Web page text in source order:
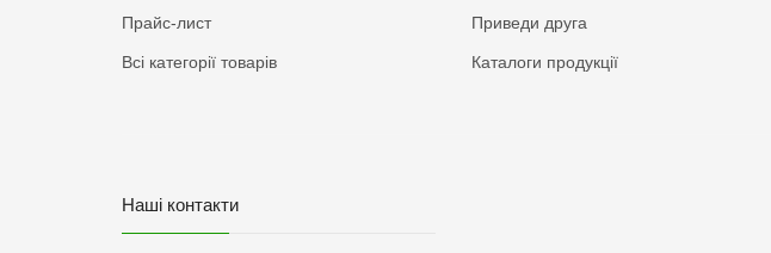
Прайс-лист
Всі категорії товарів
Приведи друга
Каталоги продукції
Наші контакти